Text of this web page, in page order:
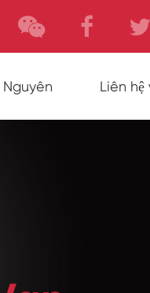
Nguyên Liên hệ